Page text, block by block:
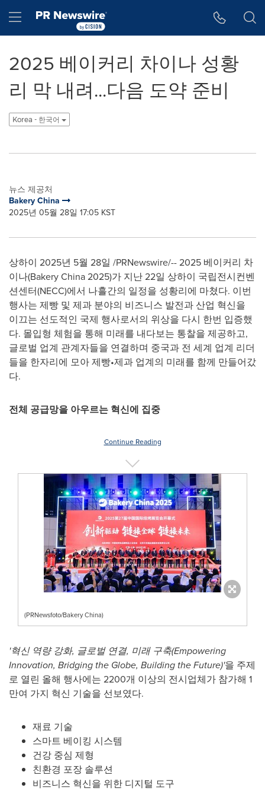
Hamburger menu
2025 베이커리 차이나 성황
리 막 내려...다음 도약 준비
Korea - 한국어
뉴스 제공처
Bakery China
2025년 05월 28일 17:05 KST
상하이 2025년 5월 28일 /PRNewswire/-- 2025 베이커리 차
이나(Bakery China 2025)가 지난 22일 상하이 국립전시컨벤
션센터(NECC)에서 나흘간의 일정을 성황리에 마쳤다. 이번
행사는 제빵 및 제과 분야의 비즈니스 발전과 산업 혁신을
이끄는 선도적인 국제 행사로서의 위상을 다시 한번 입증했
다. 몰입형 체험을 통해 미래를 내다보는 통찰을 제공하고,
글로벌 업계 관계자들을 연결하며 중국과 전 세계 업계 리더
들을 한자리에 모아 제빵•제과 업계의 미래를 함께 만들어갔
다.
전체 공급망을 아우르는 혁신에 집중
Continue Reading
(PRNewsfoto/Bakery China)
'혁신 역량 강화, 글로벌 연결, 미래 구축(Empowering
Innovation, Bridging the Globe, Building the Future)'을 주제
로 열린 올해 행사에는 2200개 이상의 전시업체가 참가해 1
만여 가지 혁신 기술을 선보였다.
재료 기술
스마트 베이킹 시스템
건강 중심 제형
친환경 포장 솔루션
비즈니스 혁신을 위한 디지털 도구